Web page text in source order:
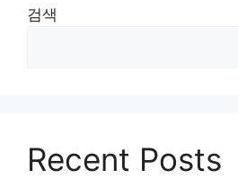
검색
Recent Posts